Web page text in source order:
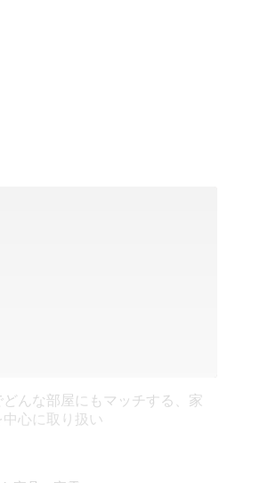
どんな部屋にもマッチする、家
心に取り扱い